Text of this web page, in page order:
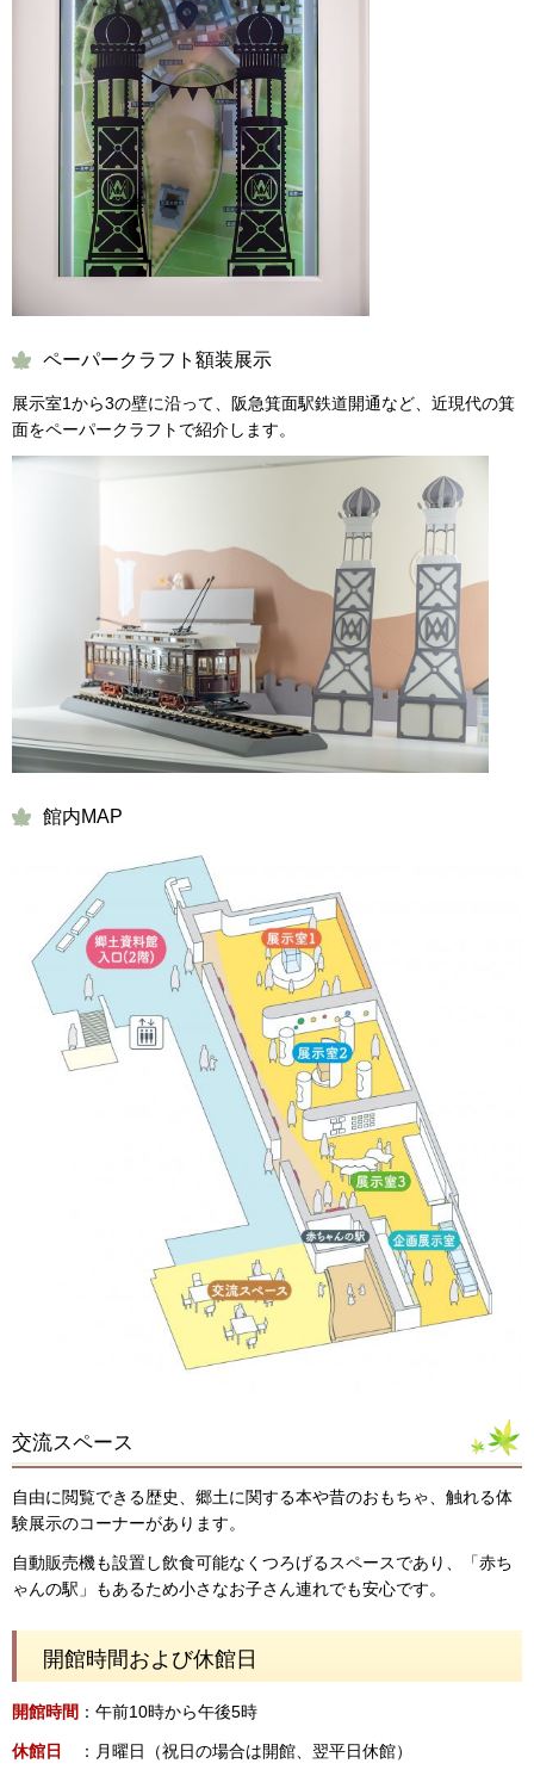
ペーパークラフト額装展示
展示室1から3の壁に沿って、阪急箕面駅鉄道開通など、近現代の箕
面をペーパークラフトで紹介します。
館内MAP
交流スペース
自由に閲覧できる歴史、郷土に関する本や昔のおもちゃ、触れる体
験展示のコーナーがあります。
自動販売機も設置し飲食可能なくつろげるスペースであり、「赤ち
ゃんの駅」もあるため小さなお子さん連れでも安心です。
開館時間および休館日
開館時間 ：午前10時から午後5時
休館日 ：月曜日（祝日の場合は開館、翌平日休館）